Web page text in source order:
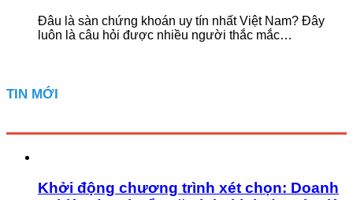
Đâu là sàn chứng khoán uy tín nhất Việt Nam? Đây
luôn là câu hỏi được nhiều người thắc mắc…
TIN MỚI
Khởi động chương trình xét chọn: Doanh